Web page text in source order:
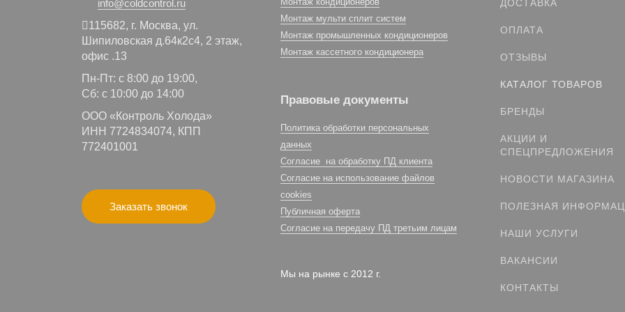
info@coldcontrol.ru
115682, г. Москва, ул.
Шипиловская д.64к2с4, 2 этаж,
офис .13
Пн-Пт: с 8:00 до 19:00,
Сб: с 10:00 до 14:00
ООО «Контроль Холода»
ИНН 7724834074, КПП
772401001
Заказать звонок
Монтаж мульти сплит систем
Монтаж промышленных кондиционеров
Монтаж кассетного кондиционера
Правовые документы
Политика обработки персональных
данных
Согласие на обработку ПД клиента
Согласие на использование файлов
cookies
Публичная оферта
Согласие на передачу ПД третьим лицам
Мы на рынке с 2012 г.
ДОСТАВКА
ОПЛАТА
ОТЗЫВЫ
КАТАЛОГ ТОВАРОВ
БРЕНДЫ
АКЦИИ И
СПЕЦПРЕДЛОЖЕНИЯ
НОВОСТИ МАГАЗИНА
ПОЛЕЗНАЯ
НАШИ УСЛУГИ
ВАКАНСИИ
КОНТАКТЫ